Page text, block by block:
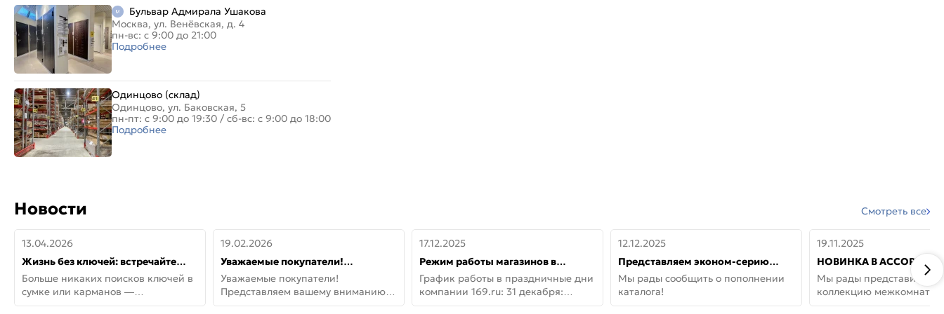
Бульвар Адмирала Ушакова
Москва, ул. Венёвская, д. 4
пн-вс: с 9:00 до 21:00
Подробнее
Одинцово (склад)
Одинцово, ул. Баковская, 5
пн-пт: с 9:00 до 19:30 / сб-вс: с 9:00 до 18:00
Подробнее
Новости Смотреть все
13.04.2026
Жизнь без ключей: встречайте
новую дверь СИТИ ИНТЕГРА
АйКью!
Больше никаких поисков ключей в
сумке или карманов —
представляем СИТИ ИНТЕГРА
19.02.2026
Уважаемые покупатели!
Представляем вашему вниманию
новинки от Armadillo!
Уважаемые покупатели!
Представляем вашему вниманию
новинки от Armadillo! Новая
17.12.2025
Режим работы магазинов в
праздничные дни с 31 декабря по
11 января
График работы в праздничные дни
компании 169.ru: 31 декабря:
Заказы, самовывоз и доставки —
12.12.2025
Представляем эконом-серию
дверей от бренда Portika, где цена
не значит «просто»
Мы рады сообщить о пополнении
каталога!
19.11.2025
НОВИНКА В
ДВЕРИ GLOSSMAT —
НЕОКЛАССИКА И УЮТ
Мы рады представить
коллекцию
GlossMat